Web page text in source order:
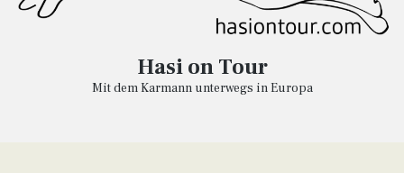
Hasi on Tour
Mit dem Karmann unterwegs in Europa